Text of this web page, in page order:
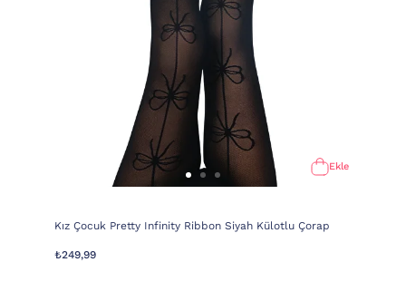
Ekle
Kız Çocuk Pretty Infinity Ribbon Siyah Külotlu Çorap
₺249,99